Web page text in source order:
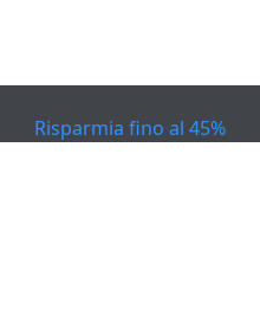
Risparmia fino al 45%